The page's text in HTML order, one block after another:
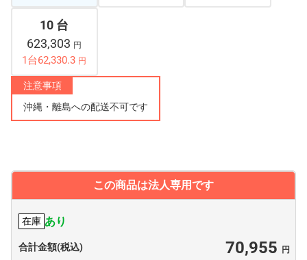
10 台
623,303 円
1台62,330.3 円
注意事項
沖縄・離島への配送不可です
この商品は法人専用です
在庫 あり
合計金額(税込) 70,955